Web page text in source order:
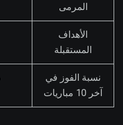
المرمى
الأهداف
المستقبلة
نسبة الفوز في
آخر 10 مباريات